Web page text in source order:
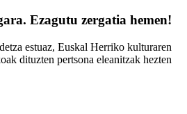
Ezagutu zergatia hemen!
estuaz, Euskal Herriko kulturaren
dituzten pertsona eleanitzak hezten